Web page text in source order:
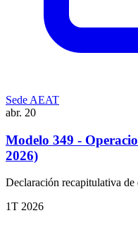
Sede AEAT
abr. 20
Modelo 349 -
2026)
Declaración recapitulativa de
1T 2026